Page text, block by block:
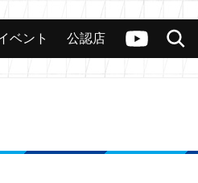
ヴァンガードch
検索
公認店舗 その他
ベント 公認店